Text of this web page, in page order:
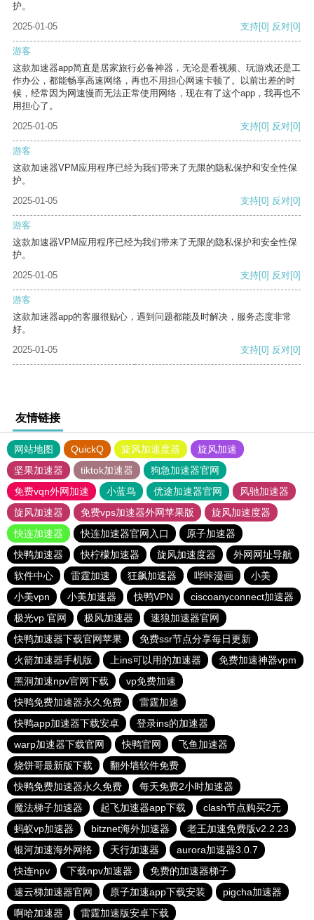
护。
2025-01-05
支持[0] 反对[0]
游客
这款加速器app简直是居家旅行必备神器，无论是看视频、玩游戏还是工
作办公，都能畅享高速网络，再也不用担心网速卡顿了。以前出差的时
候，经常因为网速慢而无法正常使用网络，现在有了这个app，我再也不
用担心了。
2025-01-05
支持[0] 反对[0]
游客
这款加速器VPM应用程序已经为我们带来了无限的隐私保护和安全性保
护。
2025-01-05
支持[0] 反对[0]
游客
这款加速器VPM应用程序已经为我们带来了无限的隐私保护和安全性保
护。
2025-01-05
支持[0] 反对[0]
游客
这款加速器app的客服很贴心，遇到问题都能及时解决，服务态度非常
好。
2025-01-05
支持[0] 反对[0]
友情链接
网站地图 QuickQ 旋风加速度器
旋风加速
坚果加速器
tiktok加速器
狗急加速器官网
免费vqn外网加速
小蓝鸟 优途加速器官网
风驰加速器
旋风加速器
免费vps加速器外网苹果版
旋风加速度器
快连加速器
快连加速器官网入口
原子加速器
快鸭加速器
快柠檬加速器 旋风加速度器
外网网址导航
软件中心
雷霆加速 狂飙加速器 哔咔漫画
小美
小美vpn
小美加速器 快鸭VPN
ciscoanyconnect加速器
极光vp 官网
极风加速器
速狼加速器官网
快鸭加速器下载官网苹果
免费ssr节点分享每日更新
火箭加速器手机版
上ins可以用的加速器
免费加速神器vpm
黑洞加速npv官网下载
vp免费加速
快鸭免费加速器永久免费
雷霆加速
快鸭app加速器下载安卓
登录ins的加速器
warp加速器下载官网
快鸭官网
飞鱼加速器
烧饼哥最新版下载
翻外墙软件免费
快鸭免费加速器永久免费
每天免费2小时加速器
魔法梯子加速器
起飞加速器app下载
clash节点购买2元
蚂蚁vp加速器
bitznet海外加速器
老王加速免费版v2.2.23
银河加速海外网络
天行加速器
aurora加速器3.0.7
快连npv
下载npv加速器
免费的加速器梯子
速云梯加速器官网
原子加速app下载安装
pigcha加速器
啊哈加速器
雷霆加速版安卓下载